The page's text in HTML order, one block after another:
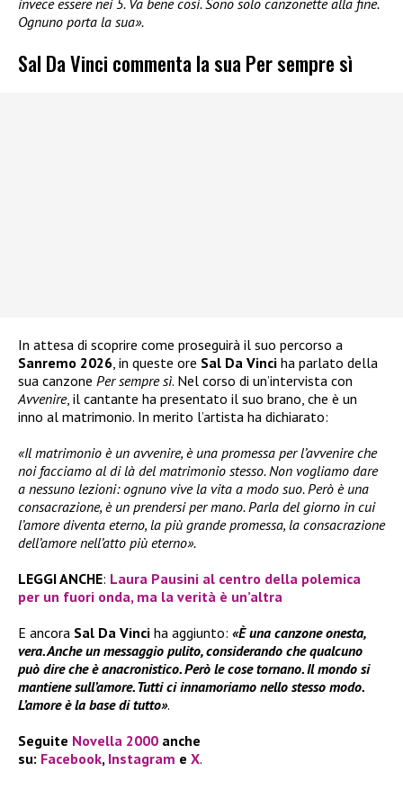
invece essere nei 5. Va bene così. Sono solo canzonette alla fine.
Ognuno porta la sua».
Sal Da Vinci commenta la sua Per sempre sì
In attesa di scoprire come proseguirà il suo percorso a
Sanremo 2026 , in queste ore Sal Da Vinci ha parlato della
sua canzone Per sempre sì. Nel corso di un’intervista con
Avvenire, il cantante ha presentato il suo brano, che è un
inno al matrimonio. In merito l’artista ha dichiarato:
«Il matrimonio è un avvenire, è una promessa per l’avvenire che
noi facciamo al di là del matrimonio stesso. Non vogliamo dare
a nessuno lezioni: ognuno vive la vita a modo suo. Però è una
consacrazione, è un prendersi per mano. Parla del giorno in cui
l’amore diventa eterno, la più grande promessa, la consacrazione
dell’amore nell’atto più eterno».
LEGGI ANCHE: Laura Pausini al centro della polemica
per un fuori onda, ma la verità è un’altra
E ancora Sal Da Vinci ha aggiunto: «È una canzone onesta,
vera. Anche un messaggio pulito, considerando che qualcuno
può dire che è anacronistico. Però le cose tornano. Il mondo si
mantiene sull’amore. Tutti ci innamoriamo nello stesso modo.
L’amore è la base di tutto».
Seguite Novella 2000 anche
su: Facebook, Instagram e X.